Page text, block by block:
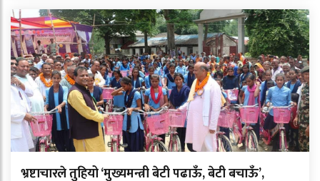
भ्रष्टाचारले तुहियो ‘मुख्यमन्त्री बेटी पढाऊँ, बेटी बचाऊँ’,